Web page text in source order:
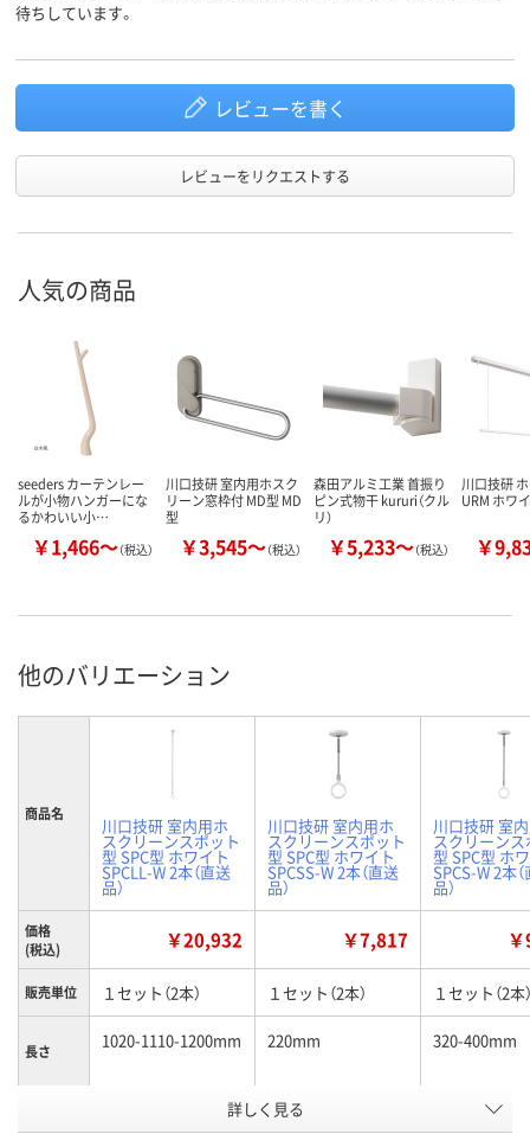
待ちしています。
レビューを書く
レビューをリクエストする
人気の商品
seeders カーテンレー
ルが小物ハンガーにな
るかわいい小…
￥1,466～（税込）
川口技研 室内用ホスク
リーン窓枠付 MD型 MD
型
￥3,545～（税込）
森田アルミ工業 首振り
ピン式物干 kururi（クル
リ）
￥5,233～（税込）
川口技研
URM ホワ
￥
他のバリエーション
商品名
川口技研 室内用ホ
スクリーンスポット
型 SPC型 ホワイト
SPCLL-W 2本（直送
品）
川口技研 室内用ホ
スクリーンスポット
型 SPC型 ホワイト
SPCSS-W 2本（直送
品）
川口技研 室
スクリーンス
型 SPC型 ホ
SPCS-W 2本
品）
価格
(税込)
￥20,932 ￥7,817
販売単位 １セット（2本） １セット（2本） １セット（2本
長さ 1020-1110-1200mm 220mm 320-400mm
ホワイト ホワイト
詳しく見る